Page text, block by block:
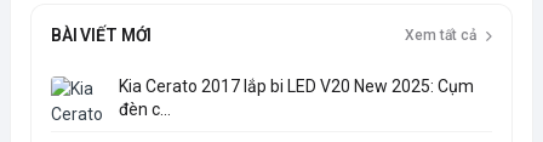
BÀI VIẾT MỚI Xem tất cả
Kia Cerato 2017 lắp bi LED V20 New 2025: Cụm
đèn c...